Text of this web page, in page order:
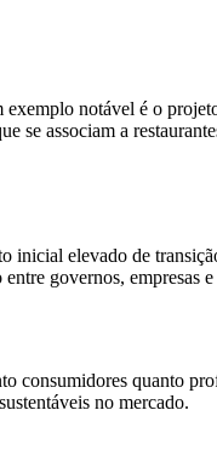
notável é o
se associam a
inicial elevado de
governos, empresas
consumidores quanto
no mercado.